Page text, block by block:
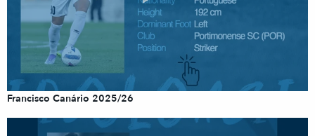
Francisco Canário 2025/26